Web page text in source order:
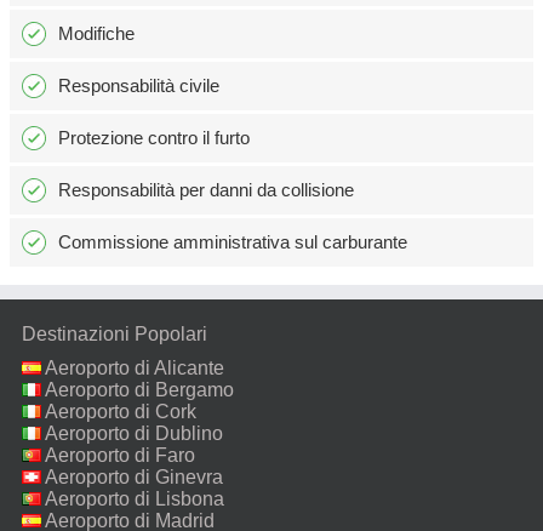
Modifiche
Responsabilità civile
Protezione contro il furto
Responsabilità per danni da collisione
Commissione amministrativa sul carburante
Destinazioni Popolari
Aeroporto di Alicante
Aeroporto di Bergamo
Aeroporto di Cork
Aeroporto di Dublino
Aeroporto di Faro
Aeroporto di Ginevra
Aeroporto di Lisbona
Aeroporto di Madrid